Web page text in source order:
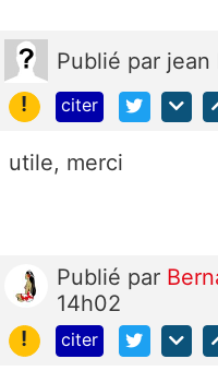
Publié par jean
!
citer
utile, merci
Publié par
14h02
!
citer